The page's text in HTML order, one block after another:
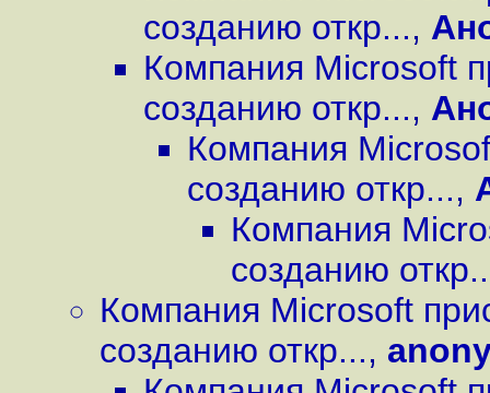
созданию откр...,
Компания Microsoft
созданию откр...,
Компания
созданию откр...,
Компания
созданию
Компания Microsoft
созданию откр...,